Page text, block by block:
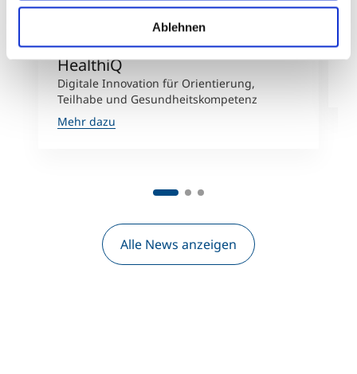
Ablehnen
SGPM-Student gewinnt MCI
Creativity Award 2026 mit
HealthiQ
Digitale Innovation für Orientierung,
Teilhabe und Gesundheitskompetenz
Mehr dazu
Alle News anzeigen